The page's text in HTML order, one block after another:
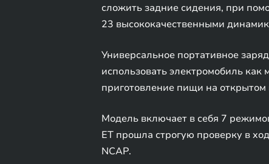
сложить задние сидения, при
23 высококачественными
Универсальное портативное
использовать электромобиль
приготовление пищи на
Модель включает в себя 7
ET прошла строгую проверку в
NCAP.